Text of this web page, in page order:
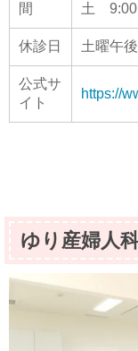
間
土 9:00
休診日 土曜午
公式サ
イト
https://
ゆり産婦人